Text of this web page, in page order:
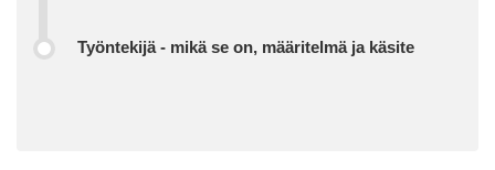
Työntekijä - mikä se on, määritelmä ja käsite